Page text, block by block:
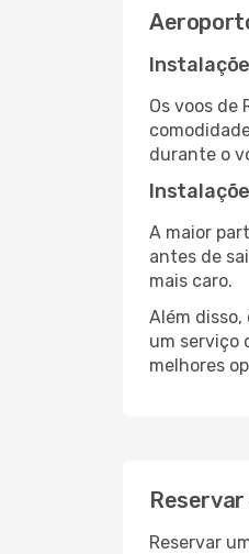
Os voos de
durante o
A maior
antes de
mais caro.
Além
um serviço
melhores
Reservar
Reservar